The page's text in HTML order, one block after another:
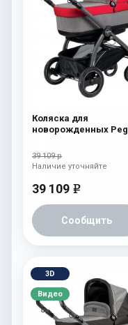
Коляска для
новорожденных Peg
(шасси Jet) Tulip
39 109 р
39 109 e
Сообщить
Наличие уточняйте
3D
Видео